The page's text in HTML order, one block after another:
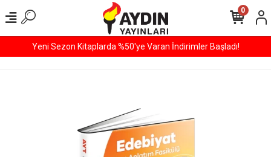
Yeni Sezon Kitaplarda %50'ye Varan İndirimler Başladı!
0